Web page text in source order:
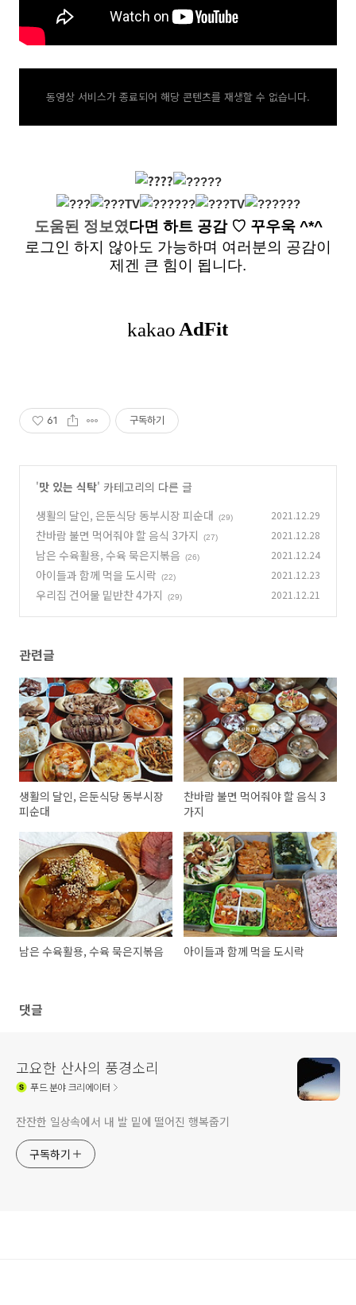
동영상 서비스가 종료되어 해당 콘텐츠를 재생할 수 없습니다.
도움된 정보였다면 하트 공감 ♡ 꾸우욱 ^*^
로그인 하지 않아도 가능하며 여러분의 공감이
제겐 큰 힘이 됩니다.
61 구독하기
'맛 있는 식탁' 카테고리의 다른 글
생활의 달인, 은둔식당 동부시장 피순대
(29) 2021.12.29
찬바람 불면 먹어줘야 할 음식 3가지 (27) 2021.12.28
남은 수육활용, 수육 묵은지볶음 (26) 2021.12.24
아이들과 함께 먹을 도시락 (22) 2021.12.23
우리집 건어물 밑반찬 4가지 (29) 2021.12.21
관련글
생활의 달인, 은둔식당 동부시장
피순대
찬바람 불면 먹어줘야 할 음식 3
가지
남은 수육활용, 수육 묵은지볶음 아이들과 함께 먹을 도시락
댓글
고요한 산사의 풍경소리
푸드분야 크리에이터
잔잔한 일상속에서 내 발 밑에 떨어진 행복줍기
구독하기